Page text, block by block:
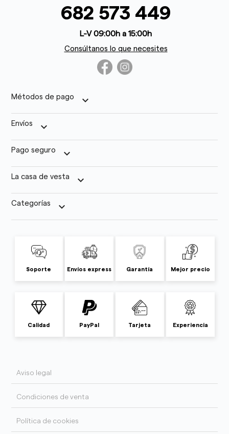
682 573 449
L-V 09:00h a 15:00h
Consúltanos lo que necesites
Métodos de pago keyboard_arrow_down
Envíos keyboard_arrow_down
Pago seguro keyboard_arrow_down
La casa de vesta keyboard_arrow_down
Categorías keyboard_arrow_down
Soporte Envíos express Garantía Mejor precio
Calidad PayPal Tarjeta Experiencia
Aviso legal
Condiciones de venta
Política de cookies